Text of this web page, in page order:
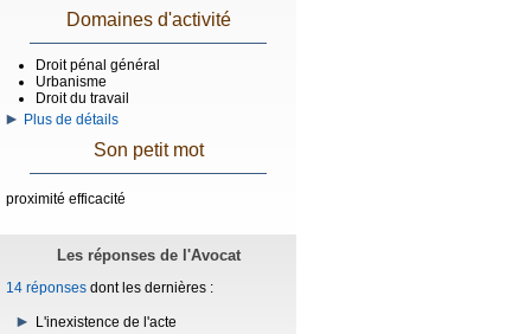
Domaines d'activité
Droit pénal général
Urbanisme
Droit du travail
Plus de détails
Son petit mot
proximité efficacité
Les réponses de l'Avocat
14 réponses dont les dernières :
L'inexistence de l'acte